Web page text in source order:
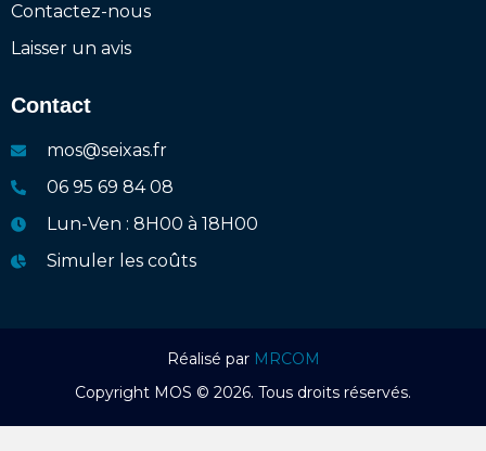
Contactez-nous
Laisser un avis
Contact
mos@seixas.fr
06 95 69 84 08
Lun-Ven : 8H00 à 18H00
Simuler les coûts
Réalisé par MRCOM
Copyright MOS © 2026. Tous droits réservés.